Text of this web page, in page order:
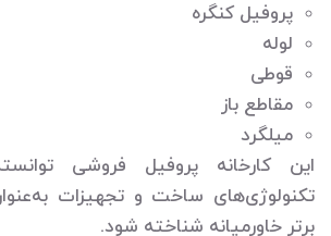
پروفیل کنگره
لوله
قوطی
مقاطع باز
میلگرد
این کارخانه پروفیل فروشی
تکنولوژی‌های ساخت و تجهیزات
برتر خاورمیانه شناخته شود.